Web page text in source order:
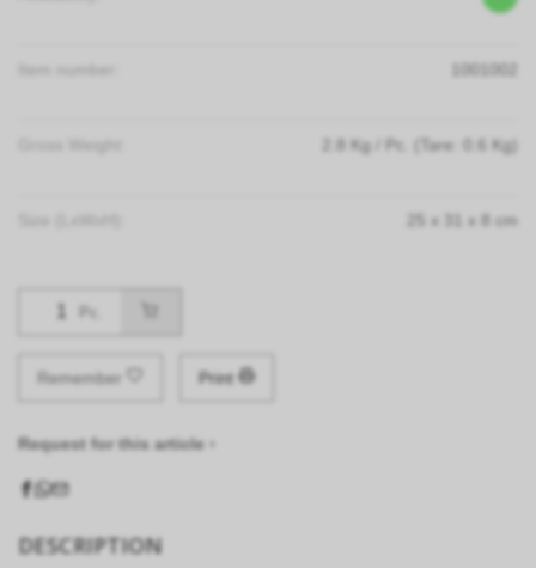
1001002
Kg / Pc. (Tare: 0.6 Kg)
x x cm
Pc.
Remember Print
Request for this article ›
DESCRIPTION